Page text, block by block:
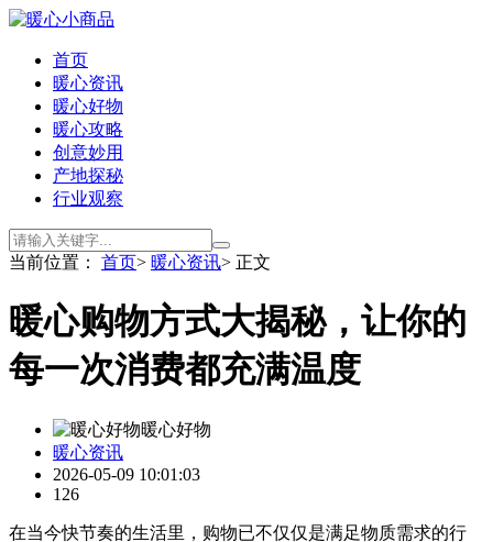
首页
暖心资讯
暖心好物
暖心攻略
创意妙用
产地探秘
行业观察
当前位置： 首页> 暖心资讯> 正文
暖心购物方式大揭秘，让你的
每一次消费都充满温度
暖心好物
暖心资讯
2026-05-09 10:01:03
126
在当今快节奏的生活里，购物已不仅仅是满足物质需求的行